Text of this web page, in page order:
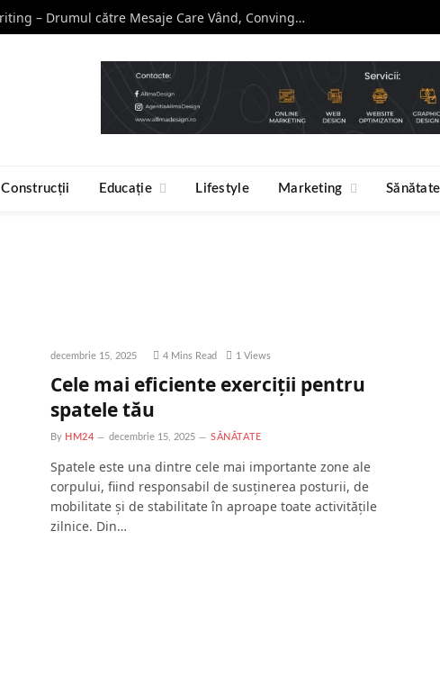
Curs de Copywriting – Drumul către Mesaje Care Vând, Conving și Construiesc Branduri Puternice
Construcții Educație Lifestyle Marketing Sănătate
decembrie 15, 2025 4 Mins Read 1 Views
Cele mai eficiente exerciții pentru
spatele tău
By HM24 decembrie 15, 2025 SĂNĂTATE
Spatele este una dintre cele mai importante zone ale
corpului, fiind responsabil de susținerea posturii, de
mobilitate și de stabilitate în aproape toate activitățile
zilnice. Din…